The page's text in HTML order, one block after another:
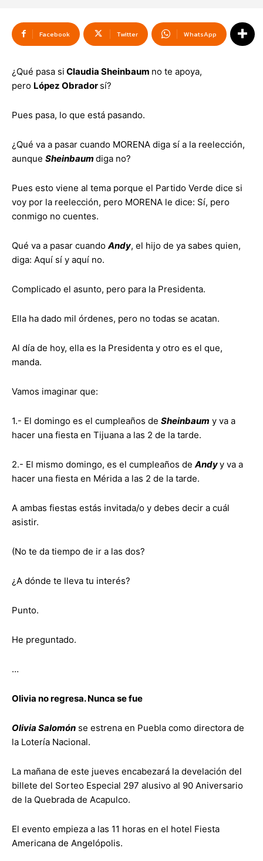
Facebook Twitter WhatsApp
¿Qué pasa si Claudia Sheinbaum no te apoya,
pero López Obrador sí?
Pues pasa, lo que está pasando.
¿Qué va a pasar cuando MORENA diga sí a la reelección,
aunque Sheinbaum diga no?
Pues esto viene al tema porque el Partido Verde dice si
voy por la reelección, pero MORENA le dice: Sí, pero
conmigo no cuentes.
Qué va a pasar cuando Andy, el hijo de ya sabes quien,
diga: Aquí sí y aquí no.
Complicado el asunto, pero para la Presidenta.
Ella ha dado mil órdenes, pero no todas se acatan.
Al día de hoy, ella es la Presidenta y otro es el que,
manda.
Vamos imaginar que:
1.- El domingo es el cumpleaños de Sheinbaum y va a
hacer una fiesta en Tijuana a las 2 de la tarde.
2.- El mismo domingo, es el cumpleaños de Andyy va a
hacer una fiesta en Mérida a las 2 de la tarde.
A ambas fiestas estás invitada/o y debes decir a cuál
asistir.
(No te da tiempo de ir a las dos?
¿A dónde te lleva tu interés?
Punto.
He preguntado.
…
Olivia no regresa. Nunca se fue
Olivia Salomón se estrena en Puebla como directora de
la Lotería Nacional.
La mañana de este jueves encabezará la develación del
billete del Sorteo Especial 297 alusivo al 90 Aniversario
de la Quebrada de Acapulco.
El evento empieza a las 11 horas en el hotel Fiesta
Americana de Angelópolis.